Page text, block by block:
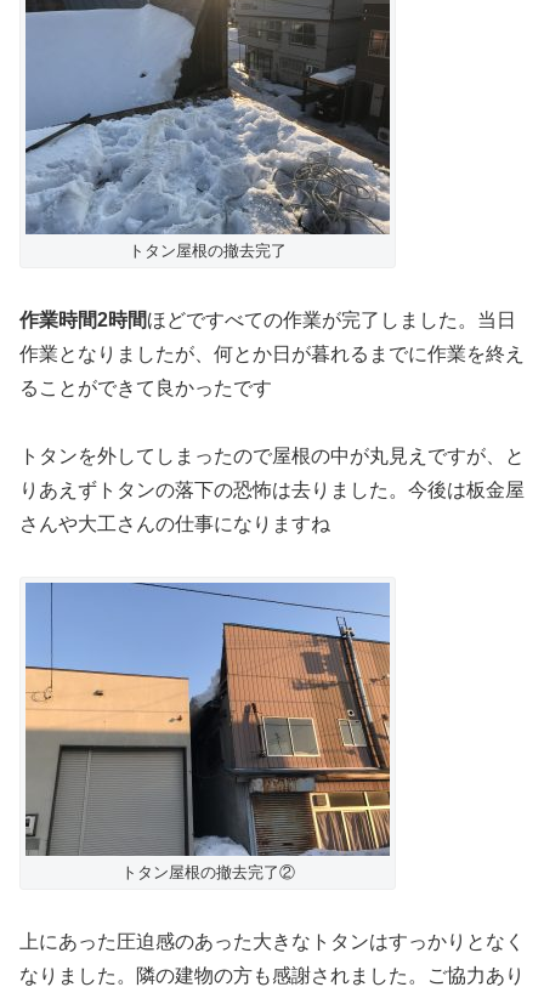
トタン屋根の撤去完了
作業時間2時間ほどですべての作業が完了しました。当日
作業となりましたが、何とか日が暮れるまでに作業を終え
ることができて良かったです
トタンを外してしまったので屋根の中が丸見えですが、と
りあえずトタンの落下の恐怖は去りました。今後は板金屋
さんや大工さんの仕事になりますね
トタン屋根の撤去完了②
上にあった圧迫感のあった大きなトタンはすっかりとなく
なりました。隣の建物の方も感謝されました。ご協力あり